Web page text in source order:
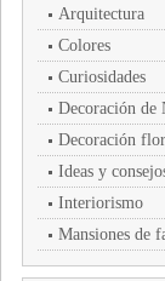
Arquitectura
Colores
Curiosidades
Decoración de
Decoración
Ideas y
Interiorismo
Mansiones de